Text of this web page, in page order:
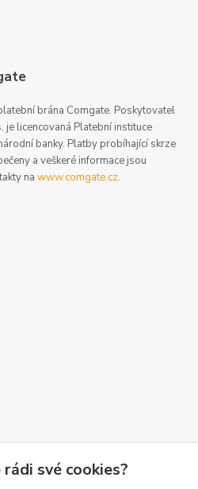
brána Comgate. Poskytovatel
je licencovaná Platební instituce
banky. Platby probíhající skrze
a veškeré informace jsou
nawww.comgate.cz.
753
rádi své cookies?